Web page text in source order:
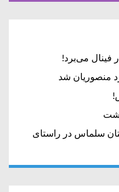
فینال می‌برد!
منصوریان شد
سلماس در راستای